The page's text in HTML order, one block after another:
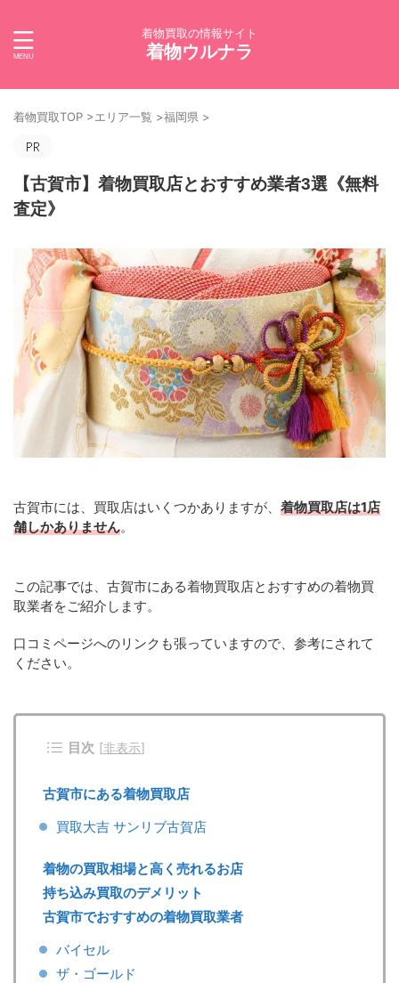
着物買取の情報サイト
着物ウルナラ
着物買取TOP >エリア一覧 >福岡県 >
【古賀市】着物買取店とおすすめ業者3選《無料
査定》
古賀市には、買取店はいくつかありますが、 着物買取店は1店
舗しかありません。
この記事では、古賀市にある着物買取店とおすすめの着物買
取業者をご紹介します。
口コミページへのリンクも張っていますので、参考にされて
ください。
目次 [非表示]
古賀市にある着物買取店
買取大吉 サンリブ古賀店
着物の買取相場と高く売れるお店
持ち込み買取のデメリット
古賀市でおすすめの着物買取業者
バイセル
ザ・ゴールド